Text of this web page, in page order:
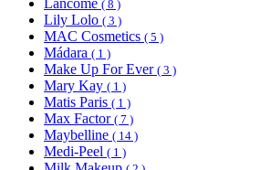
( 8 )
Lily Lolo ( 3 )
MAC Cosmetics ( 5 )
Mádara ( 1 )
Make Up For Ever ( 3 )
Mary Kay ( 1 )
Matis Paris ( 1 )
Max Factor ( 7 )
Maybelline ( 14 )
Medi-Peel ( 1 )